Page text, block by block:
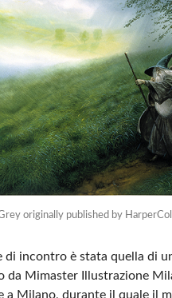
originally published by
di incontro è stata quella di
da Mimaster Illustrazione
a Milano, durante il quale il